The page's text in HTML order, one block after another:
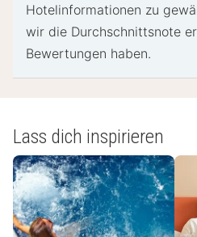
Eventuell fallen zusätzliche
Diese Unterkunft akzeptiert
Chèques-Vacances und
Es wird ein Transferservice
angeboten (eventuell
der Unterkunft dazu vor der
Ankunftszeit mit. Die
Kontaktinformationen
Hotelinformationen zu
wir die Durchschnittsnote
Bewertungen haben.
Lass dich inspirieren